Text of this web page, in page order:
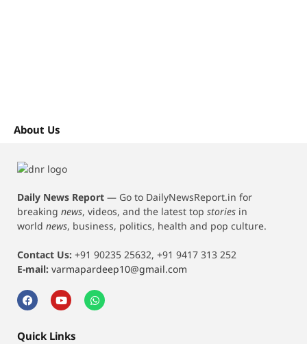
About Us
Daily News Report — Go to DailyNewsReport.in for
breaking news, videos, and the latest top stories in
world news, business, politics, health and pop culture.
Contact Us: +91 90235 25632, +91 9417 313 252
E-mail: varmapardeep10@gmail.com
Quick Links